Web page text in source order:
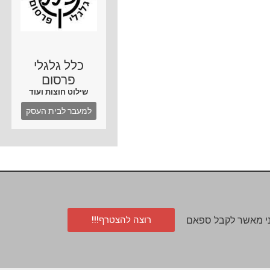
כלל גלגלי
פרסום
שילוט חוצות ועוד
למעבר לבית העסק
מאשר לקבל ספאם רוצה להצטרף!!!